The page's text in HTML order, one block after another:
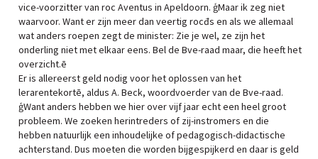
vice-voorzitter van roc Aventus in Apeldoorn. ģMaar ik zeg niet
waarvoor. Want er zijn meer dan veertig rocđs en als we allemaal
wat anders roepen zegt de minister: Zie je wel, ze zijn het
onderling niet met elkaar eens. Bel de Bve-raad maar, die heeft het
overzicht.ē
Er is allereerst geld nodig voor het oplossen van het
lerarentekortē, aldus A. Beck, woordvoerder van de Bve-raad.
ģWant anders hebben we hier over vijf jaar echt een heel groot
probleem. We zoeken herintreders of zij-instromers en die
hebben natuurlijk een inhoudelijke of pedagogisch-didactische
achterstand. Dus moeten die worden bijgespijkerd en daar is geld